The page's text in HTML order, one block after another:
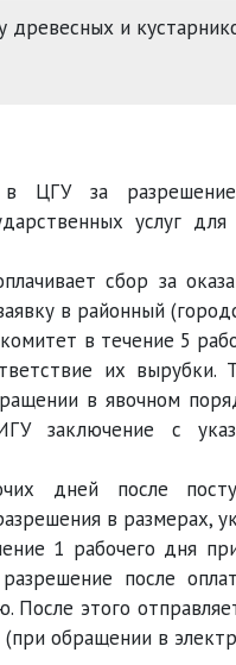
древесных и
в ЦГУ за
услуг
сбор за
в районный
в течение 5
их вырубки.
в явочном
заключение с
дней после
в размерах,
1 рабочего дня
после
После этого
обращении в